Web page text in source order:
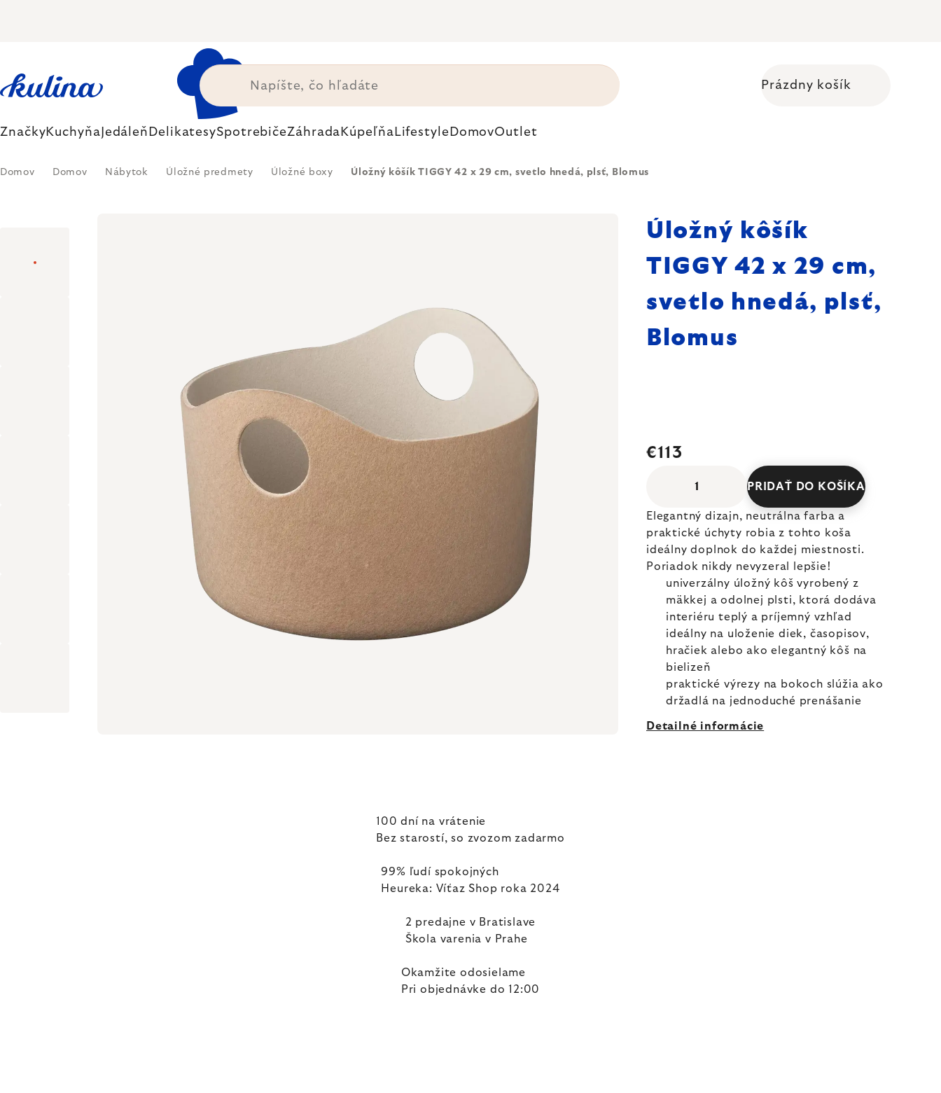
Prázdny košík
ZnačkyKuchyňa Jedáleň DelikatesySpotrebičeZáhrada Kúpeľňa Lifestyle DomovOutlet
Domov Domov Nábytok Úložné predmety Úložné boxy Úložný kôšík TIGGY 42 x 29 cm, svetlo hnedá, plsť, Blomus
Úložný kôšík
TIGGY 42 x 29 cm,
svetlo hnedá, plsť,
Blomus
€113
PRIDAŤ DO KOŠÍKA
Elegantný dizajn, neutrálna farba a
praktické úchyty robia z tohto koša
ideálny doplnok do každej miestnosti.
Poriadok nikdy nevyzeral lepšie!
univerzálny úložný kôš vyrobený z
mäkkej a odolnej plsti, ktorá dodáva
interiéru teplý a príjemný vzhľad
ideálny na uloženie diek, časopisov,
hračiek alebo ako elegantný kôš na
bielizeň
praktické výrezy na bokoch slúžia ako
držadlá na jednoduché prenášanie
Detailné informácie
100 dní na vrátenie
Bez starostí, so zvozom zadarmo
99% ľudí spokojných
Heureka: Víťaz Shop roka 2024
2 predajne v Bratislave
Škola varenia v Prahe
Okamžite odosielame
Pri objednávke do 12:00